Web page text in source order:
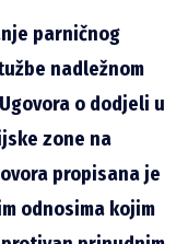
parničnog
nadležnom
o dodjeli u
zone na
propisana je
odnosima kojim